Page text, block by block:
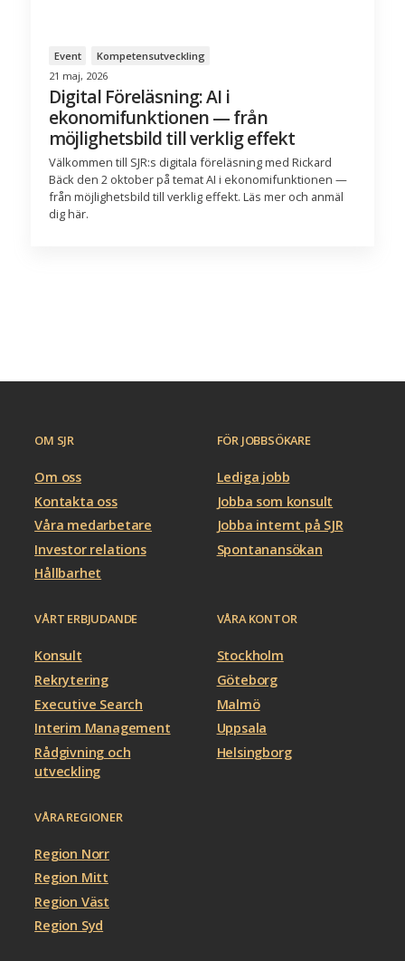
Event
Kompetensutveckling
21 maj, 2026
Digital Föreläsning: AI i
ekonomifunktionen — från
möjlighetsbild till verklig effekt
Välkommen till SJR:s digitala föreläsning med Rickard
Bäck den 2 oktober på temat AI i ekonomifunktionen —
från möjlighetsbild till verklig effekt. Läs mer och anmäl
dig här.
OM SJR
Om oss
Kontakta oss
Våra medarbetare
Investor relations
Hållbarhet
FÖR JOBBSÖKARE
Lediga jobb
Jobba som konsult
Jobba internt på SJR
Spontanansökan
VÅRT ERBJUDANDE
Konsult
Rekrytering
Executive Search
Interim Management
Rådgivning och
utveckling
VÅRA KONTOR
Stockholm
Göteborg
Malmö
Uppsala
Helsingborg
VÅRA REGIONER
Region Norr
Region Mitt
Region Väst
Region Syd